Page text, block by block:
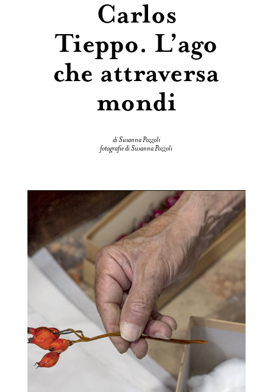
Carlos
Tieppo. L’ago
che attraversa
mondi
di Susanna Pozzoli
fotografie di Susanna Pozzoli